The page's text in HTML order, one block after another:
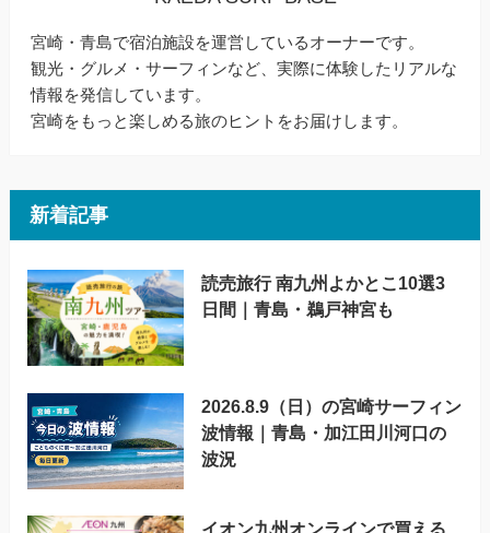
宮崎・青島で宿泊施設を運営しているオーナーです。
観光・グルメ・サーフィンなど、実際に体験したリアルな
情報を発信しています。
宮崎をもっと楽しめる旅のヒントをお届けします。
新着記事
読売旅行 南九州よかとこ10選3
日間｜青島・鵜戸神宮も
2026.8.9（日）の宮崎サーフィン
波情報｜青島・加江田川河口の
波況
イオン九州オンラインで買える